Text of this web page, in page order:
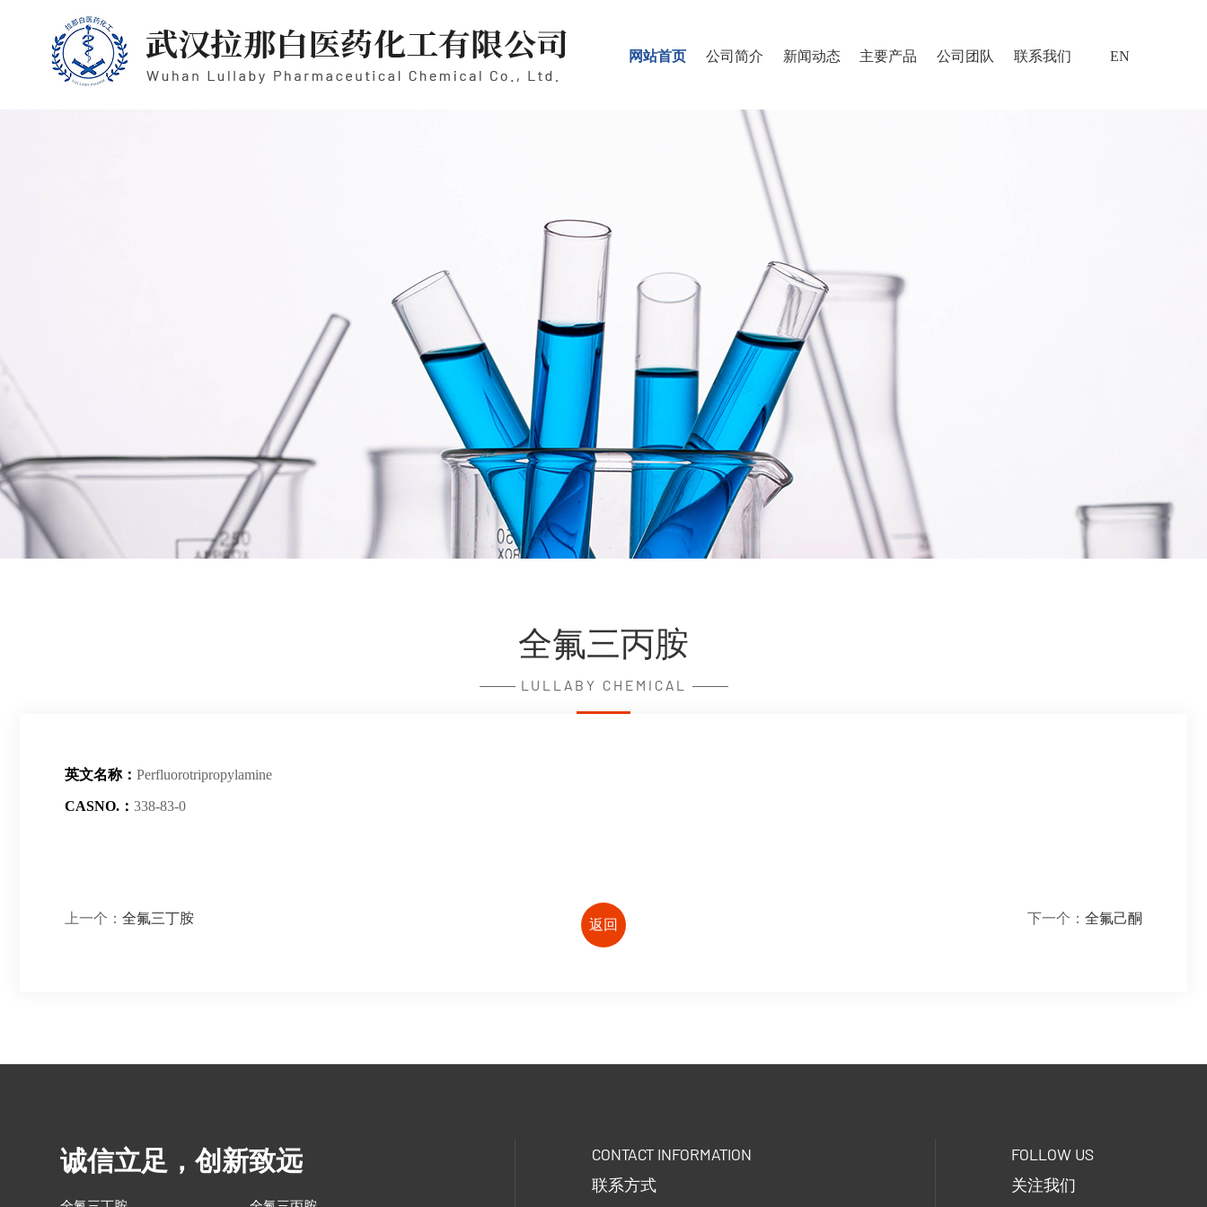
网站首页 公司简介 新闻动态 主要产品 公司团队 联系我们 EN
全氟三丙胺
LULLABY CHEMICAL
英文名称： Perfluorotripropylamine
CASNO.： 338-83-0
上一个： 全氟三丁胺 返回 下一个： 全氟己酮
诚信立足，创新致远 CONTACT INFORMATION
联系方式
FOLLOW US
关注我们